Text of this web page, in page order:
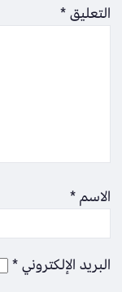
التعليق*
الاسم*
البريد الإلكتروني*